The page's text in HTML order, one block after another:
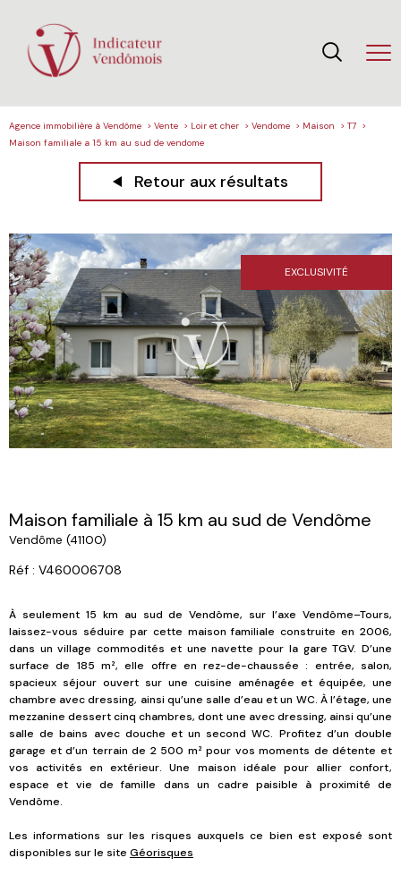
Agence immobilière à Vendôme Vente Loir et cher Vendome Maison
T7
Maison familiale a 15 km au sud de vendome
Retour aux résultats
EXCLUSIVITÉ
Maison familiale à 15 km au sud de Vendôme
Vendôme (41100)
Réf : V460006708
À seulement 15 km au sud de Vendôme, sur l’axe Vendôme–Tours,
laissez-vous séduire par cette maison familiale construite en 2006,
dans un village commodités et une navette pour la gare TGV. D’une
surface de 185 m², elle offre en rez-de-chaussée : entrée, salon,
spacieux séjour ouvert sur une cuisine aménagée et équipée, une
chambre avec dressing, ainsi qu’une salle d’eau et un WC. À l’étage, une
mezzanine dessert cinq chambres, dont une avec dressing, ainsi qu’une
salle de bains avec douche et un second WC. Profitez d’un double
garage et d’un terrain de 2 500 m² pour vos moments de détente et
vos activités en extérieur. Une maison idéale pour allier confort,
espace et vie de famille dans un cadre paisible à proximité de
Vendôme.
Les informations sur les risques auxquels ce bien est exposé sont
disponibles sur le site Géorisques